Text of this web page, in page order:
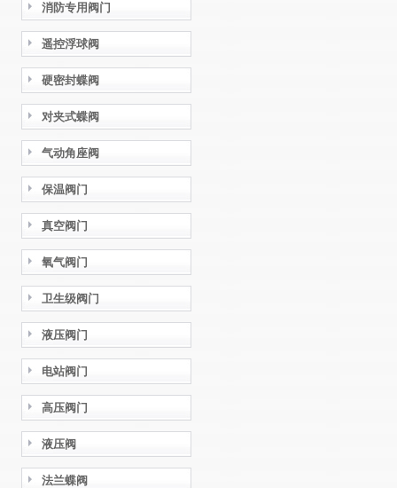
消防专用阀门
遥控浮球阀
硬密封蝶阀
对夹式蝶阀
气动角座阀
保温阀门
真空阀门
氧气阀门
卫生级阀门
液压阀门
电站阀门
高压阀门
液压阀
法兰蝶阀